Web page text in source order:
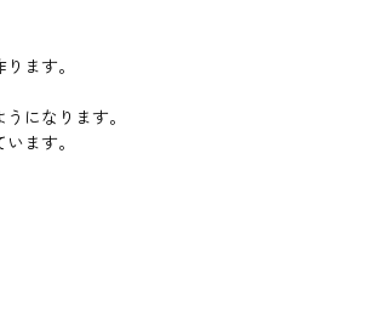
ます。
になります。
ます。